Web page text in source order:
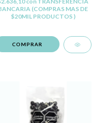
(COMPRAS MAS DE
$20MIL PRODUCTOS )